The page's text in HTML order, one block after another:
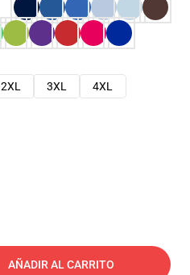
2XL 3XL
4XL
AÑADIR AL CARRITO